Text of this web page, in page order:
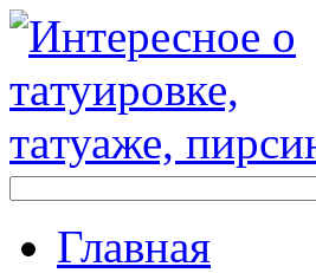
Главная